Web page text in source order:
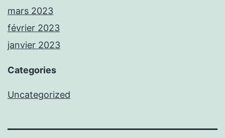
mars 2023
février 2023
janvier 2023
Categories
Uncategorized